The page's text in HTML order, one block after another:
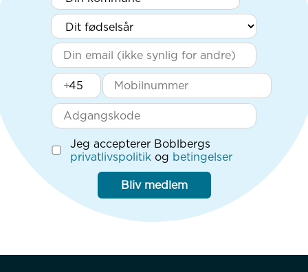
+
Jeg accepterer Boblbergs
privatlivspolitik og betingelser
Bliv medlem